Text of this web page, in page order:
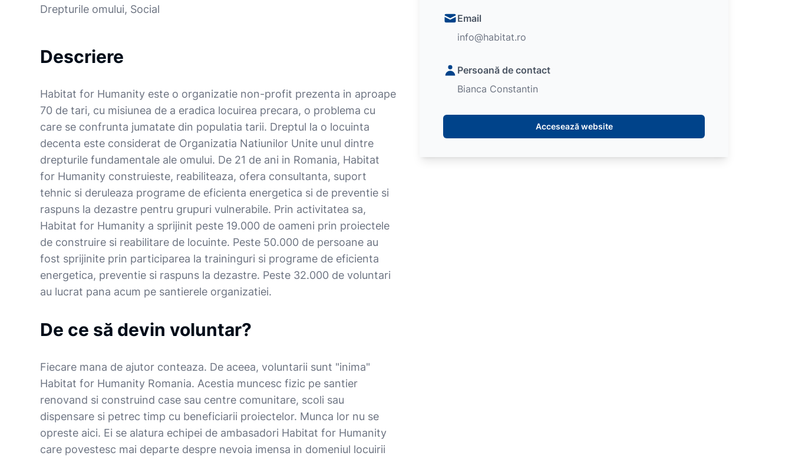
Drepturile omului, Social
Descriere
Habitat for Humanity este o organizatie non-profit prezenta in aproape
70 de tari, cu misiunea de a eradica locuirea precara, o problema cu
care se confrunta jumatate din populatia tarii. Dreptul la o locuinta
decenta este considerat de Organizatia Natiunilor Unite unul dintre
drepturile fundamentale ale omului. De 21 de ani in Romania, Habitat
for Humanity construieste, reabiliteaza, ofera consultanta, suport
tehnic si deruleaza programe de eficienta energetica si de preventie si
raspuns la dezastre pentru grupuri vulnerabile. Prin activitatea sa,
Habitat for Humanity a sprijinit peste 19.000 de oameni prin proiectele
de construire si reabilitare de locuinte. Peste 50.000 de persoane au
fost sprijinite prin participarea la traininguri si programe de eficienta
energetica, preventie si raspuns la dezastre. Peste 32.000 de voluntari
au lucrat pana acum pe santierele organizatiei.
De ce să devin voluntar?
Fiecare mana de ajutor conteaza. De aceea, voluntarii sunt "inima"
Habitat for Humanity Romania. Acestia muncesc fizic pe santier
renovand si construind case sau centre comunitare, scoli sau
dispensare si petrec timp cu beneficiarii proiectelor. Munca lor nu se
opreste aici. Ei se alatura echipei de ambasadori Habitat for Humanity
care povestesc mai departe despre nevoia imensa in domeniul locuirii
Email
info@habitat.ro
Persoană de contact
Bianca Constantin
Accesează website